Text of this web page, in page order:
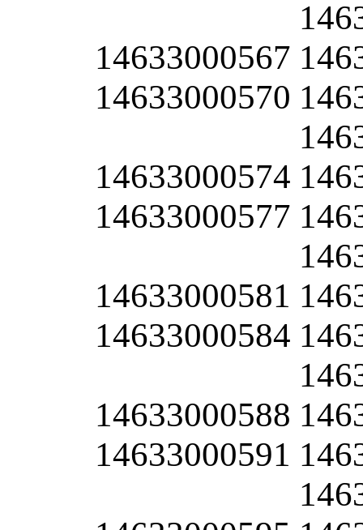
14633000567
14633000570
14633000574
14633000577
14633000581
14633000584
14633000588
14633000591